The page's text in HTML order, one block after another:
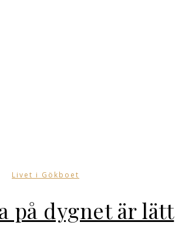
Livet i Gökboet
på dygnet är lätt